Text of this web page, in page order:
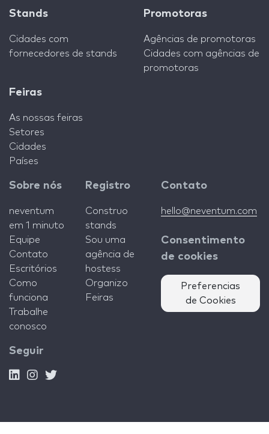
Stands
Cidades com
fornecedores de stands
Promotoras
Agências de promotoras
Cidades com agências de
promotoras
Feiras
As nossas feiras
Setores
Cidades
Países
Sobre nós
neventum
em 1 minuto
Equipe
Contato
Escritórios
Como
funciona
Trabalhe
conosco
Registro
Construo
stands
Sou uma
agência de
hostess
Organizo
Feiras
Contato
hello@neventum.com
Consentimento
de cookies
Preferencias
de Cookies
Seguir